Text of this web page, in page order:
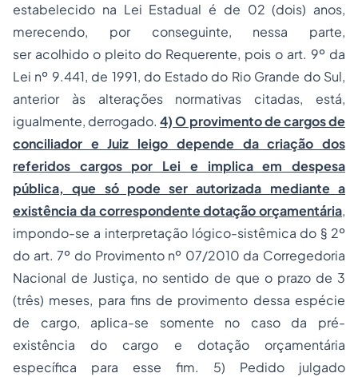
estabelecido na Lei Estadual é de 02 (dois) anos,
merecendo, por conseguinte, nessa parte,
ser acolhido o pleito do Requerente, pois o art. 9º da
Lei nº 9.441, de 1991, do Estado do Rio Grande do Sul,
anterior às alterações normativas citadas, está,
igualmente, derrogado.4) O provimento de cargos de
conciliador e Juiz leigo depende da criação dos
referidos cargos por Lei e implica em despesa
pública, que só pode ser autorizada mediante a
existência da correspondente dotação orçamentária,
impondo-se a interpretação lógico-sistêmica do § 2º
do art. 7º do Provimento nº 07/2010 da Corregedoria
Nacional de Justiça, no sentido de que o prazo de 3
(três) meses, para fins de provimento dessa espécie
de cargo, aplica-se somente no caso da pré-
existência do cargo e dotação orçamentária
específica para esse fim. 5) Pedido julgado